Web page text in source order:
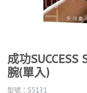
成功
腕(單入)
型號：S5131